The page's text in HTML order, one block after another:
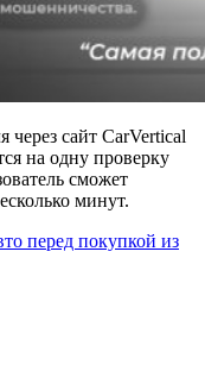
через сайт CarVertical
на одну проверку
сможет
минут.
перед покупкой из